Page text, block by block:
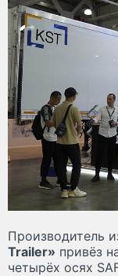
Производитель
Trailer» привёз
четырёх осях